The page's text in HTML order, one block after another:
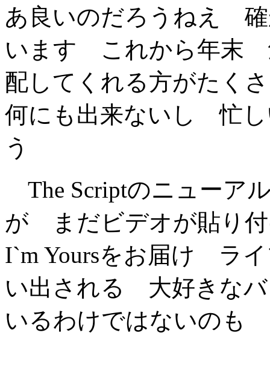
あ良いのだろうねえ 確
います これから年末
配してくれる方がた
何にも出来ないし 忙し
う
The Scriptのニューア
が まだビデオが貼り
I`m Yoursをお届け ラ
い出される 大好きな
いるわけではないのも